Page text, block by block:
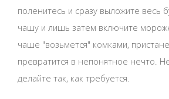
поленитесь и сразу выложите весь
чашу и лишь затем включите
чаше "возьмется" комками,
превратится в непонятное нечто.
делайте так, как требуется.